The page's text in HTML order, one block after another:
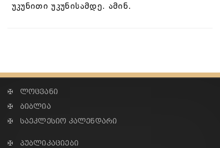
უკუნითი უკუნისამდე. ამინ.
✠ ლოცვანი
✠ ბიბლია
✠ საეკლესიო კალენდარი
✠ პუბლიკაციები